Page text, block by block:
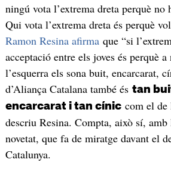
ningú vota l’extrema dreta perquè no
Qui vota l’extrema dreta és perquè
Ramon Resina afirmaque “si
acceptació entre els joves és perquè
l’esquerra els sona buit, encarcarat,
d’Aliança Catalana també és tan
encarcarat i tan cíniccom el de
descriu Resina. Compta, això sí, amb
novetat, que fa de miratge davant el
Catalunya.